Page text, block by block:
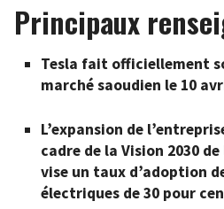
Principaux
Tesla fait officiellement
marché saoudien le 10
L’expansion de
cadre de la Vision 2030
vise un taux d’adoption
électriques de 30 pour